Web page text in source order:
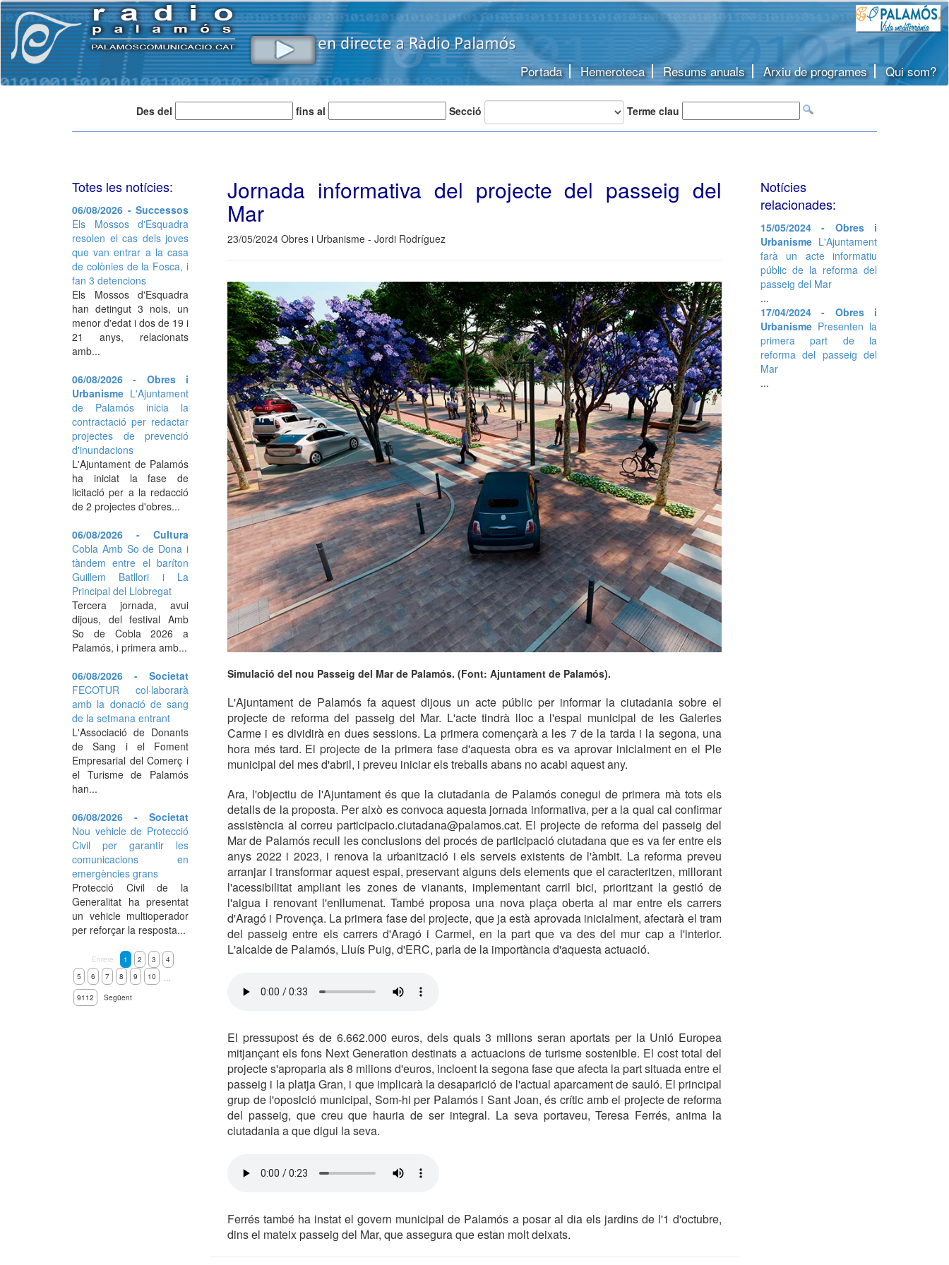
Portada Hemeroteca Resums anuals Arxiu de programes Qui som?
Des del fins al Secció Terme clau
Jornada informativa del projecte del passeig del
Mar
23/05/2024 Obres i Urbanisme - Jordi Rodríguez
Simulació del nou Passeig del Mar de Palamós. (Font: Ajuntament de Palamós).
L'Ajuntament de Palamós fa aquest dijous un acte públic per informar la ciutadania sobre el
projecte de reforma del passeig del Mar. L'acte tindrà lloc a l'espai municipal de les Galeries
Carme i es dividirà en dues sessions. La primera començarà a les 7 de la tarda i la segona, una
hora més tard. El projecte de la primera fase d'aquesta obra es va aprovar inicialment en el Ple
municipal del mes d'abril, i preveu iniciar els treballs abans no acabi aquest any.
Ara, l'objectiu de l'Ajuntament és que la ciutadania de Palamós conegui de primera mà tots els
detalls de la proposta. Per això es convoca aquesta jornada informativa, per a la qual cal confirmar
assistència al correu participacio.ciutadana@palamos.cat. El projecte de reforma del passeig del
Mar de Palamós recull les conclusions del procés de participació ciutadana que es va fer entre els
anys 2022 i 2023, i renova la urbanització i els serveis existents de l'àmbit. La reforma preveu
arranjar i transformar aquest espai, preservant alguns dels elements que el caracteritzen, millorant
l'acessibilitat ampliant les zones de vianants, implementant carril bici, prioritzant la gestió de
l'aigua i renovant l'enllumenat. També proposa una nova plaça oberta al mar entre els carrers
d'Aragó i Provença. La primera fase del projecte, que ja està aprovada inicialment, afectarà el tram
del passeig entre els carrers d'Aragó i Carmel, en la part que va des del mur cap a l'interior.
L'alcalde de Palamós, Lluís Puig, d'ERC, parla de la importància d'aquesta actuació.
El pressupost és de 6.662.000 euros, dels quals 3 milions seran aportats per la Unió Europea
mitjançant els fons Next Generation destinats a actuacions de turisme sostenible. El cost total del
projecte s'aproparia als 8 milions d'euros, incloent la segona fase que afecta la part situada entre el
passeig i la platja Gran, i que implicarà la desaparició de l'actual aparcament de sauló. El principal
grup de l'oposició municipal, Som-hi per Palamós i Sant Joan, és crític amb el projecte de reforma
del passeig, que creu que hauria de ser integral. La seva portaveu, Teresa Ferrés, anima la
ciutadania a que digui la seva.
Ferrés també ha instat el govern municipal de Palamós a posar al dia els jardins de l'1 d'octubre,
dins el mateix passeig del Mar, que assegura que estan molt deixats.
Totes les notícies:
06/08/2026 - Successos
Els Mossos d'Esquadra
resolen el cas dels joves
que van entrar a la casa
de colònies de la Fosca, i
fan 3 detencions
Els Mossos d'Esquadra
han detingut 3 nois, un
menor d'edat i dos de 19 i
21 anys, relacionats
amb...
06/08/2026 - Obres i
Urbanisme L'Ajuntament
de Palamós inicia la
contractació per redactar
projectes de prevenció
d'inundacions
L'Ajuntament de Palamós
ha iniciat la fase de
licitació per a la redacció
de 2 projectes d'obres...
06/08/2026 - Cultura
Cobla Amb So de Dona i
tàndem entre el baríton
Guillem Batllori i La
Principal del Llobregat
Tercera jornada, avui
dijous, del festival Amb
So de Cobla 2026 a
Palamós, i primera amb...
06/08/2026 - Societat
FECOTUR col·laborarà
amb la donació de sang
de la setmana entrant
L'Associació de Donants
de Sang i el Foment
Empresarial del Comerç i
el Turisme de Palamós
han...
06/08/2026 - Societat
Nou vehicle de Protecció
Civil per garantir les
comunicacions en
emergències grans
Protecció Civil de la
Generalitat ha presentat
un vehicle multioperador
per reforçar la resposta...
Enrere 1 2 3
4
5
6 7 8 9 10
…
9112
Següent
Notícies
relacionades:
15/05/2024 - Obres i
Urbanisme L'Ajuntament
farà un acte informatiu
públic de la reforma del
passeig del Mar
...
17/04/2024 - Obres i
Urbanisme Presenten la
primera part de la
reforma del passeig del
Mar
...